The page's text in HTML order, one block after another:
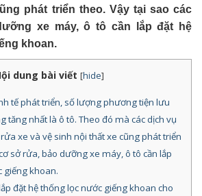
phát triển theo. Vậy tại sao các
xe máy, ô tô cần lắp đặt hệ
khoan.
dung bài viết [hide]
tế phát triển, số lượng phương tiện lưu
tăng nhất là ô tô. Theo đó mà các dịch vụ
xe và vệ sinh nội thất xe cũng phát triển
sở rửa, bảo dưỡng xe máy, ô tô cần lắp
giếng khoan.
đặt hệ thống lọc nước giếng khoan cho